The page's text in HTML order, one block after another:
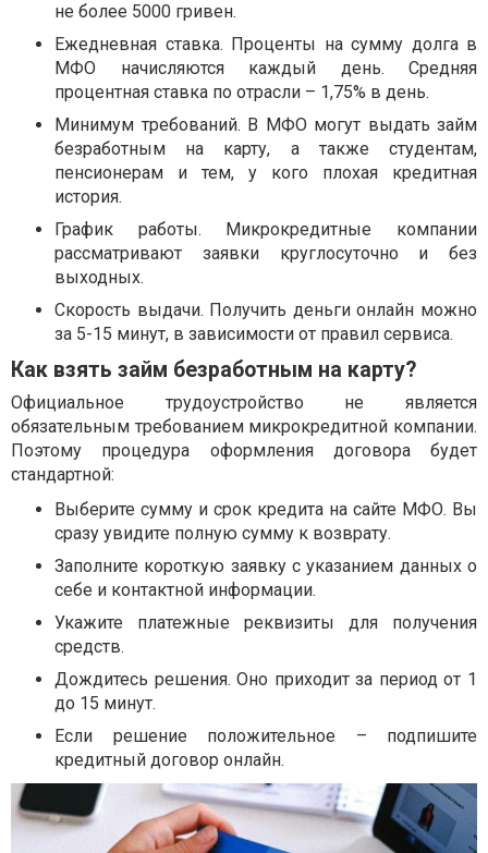
не более 5000 гривен.
Ежедневная ставка. Проценты на сумму долга в
МФО начисляются каждый день. Средняя
процентная ставка по отрасли – 1,75% в день.
Минимум требований. В МФО могут выдать займ
безработным на карту, а также студентам,
пенсионерам и тем, у кого плохая кредитная
история.
График работы. Микрокредитные компании
рассматривают заявки круглосуточно и без
выходных.
Скорость выдачи. Получить деньги онлайн можно
за 5-15 минут, в зависимости от правил сервиса.
Как взять займ безработным на карту?
Официальное трудоустройство не является
обязательным требованием микрокредитной компании.
Поэтому процедура оформления договора будет
стандартной:
Выберите сумму и срок кредита на сайте МФО. Вы
сразу увидите полную сумму к возврату.
Заполните короткую заявку с указанием данных о
себе и контактной информации.
Укажите платежные реквизиты для получения
средств.
Дождитесь решения. Оно приходит за период от 1
до 15 минут.
Если решение положительное – подпишите
кредитный договор онлайн.